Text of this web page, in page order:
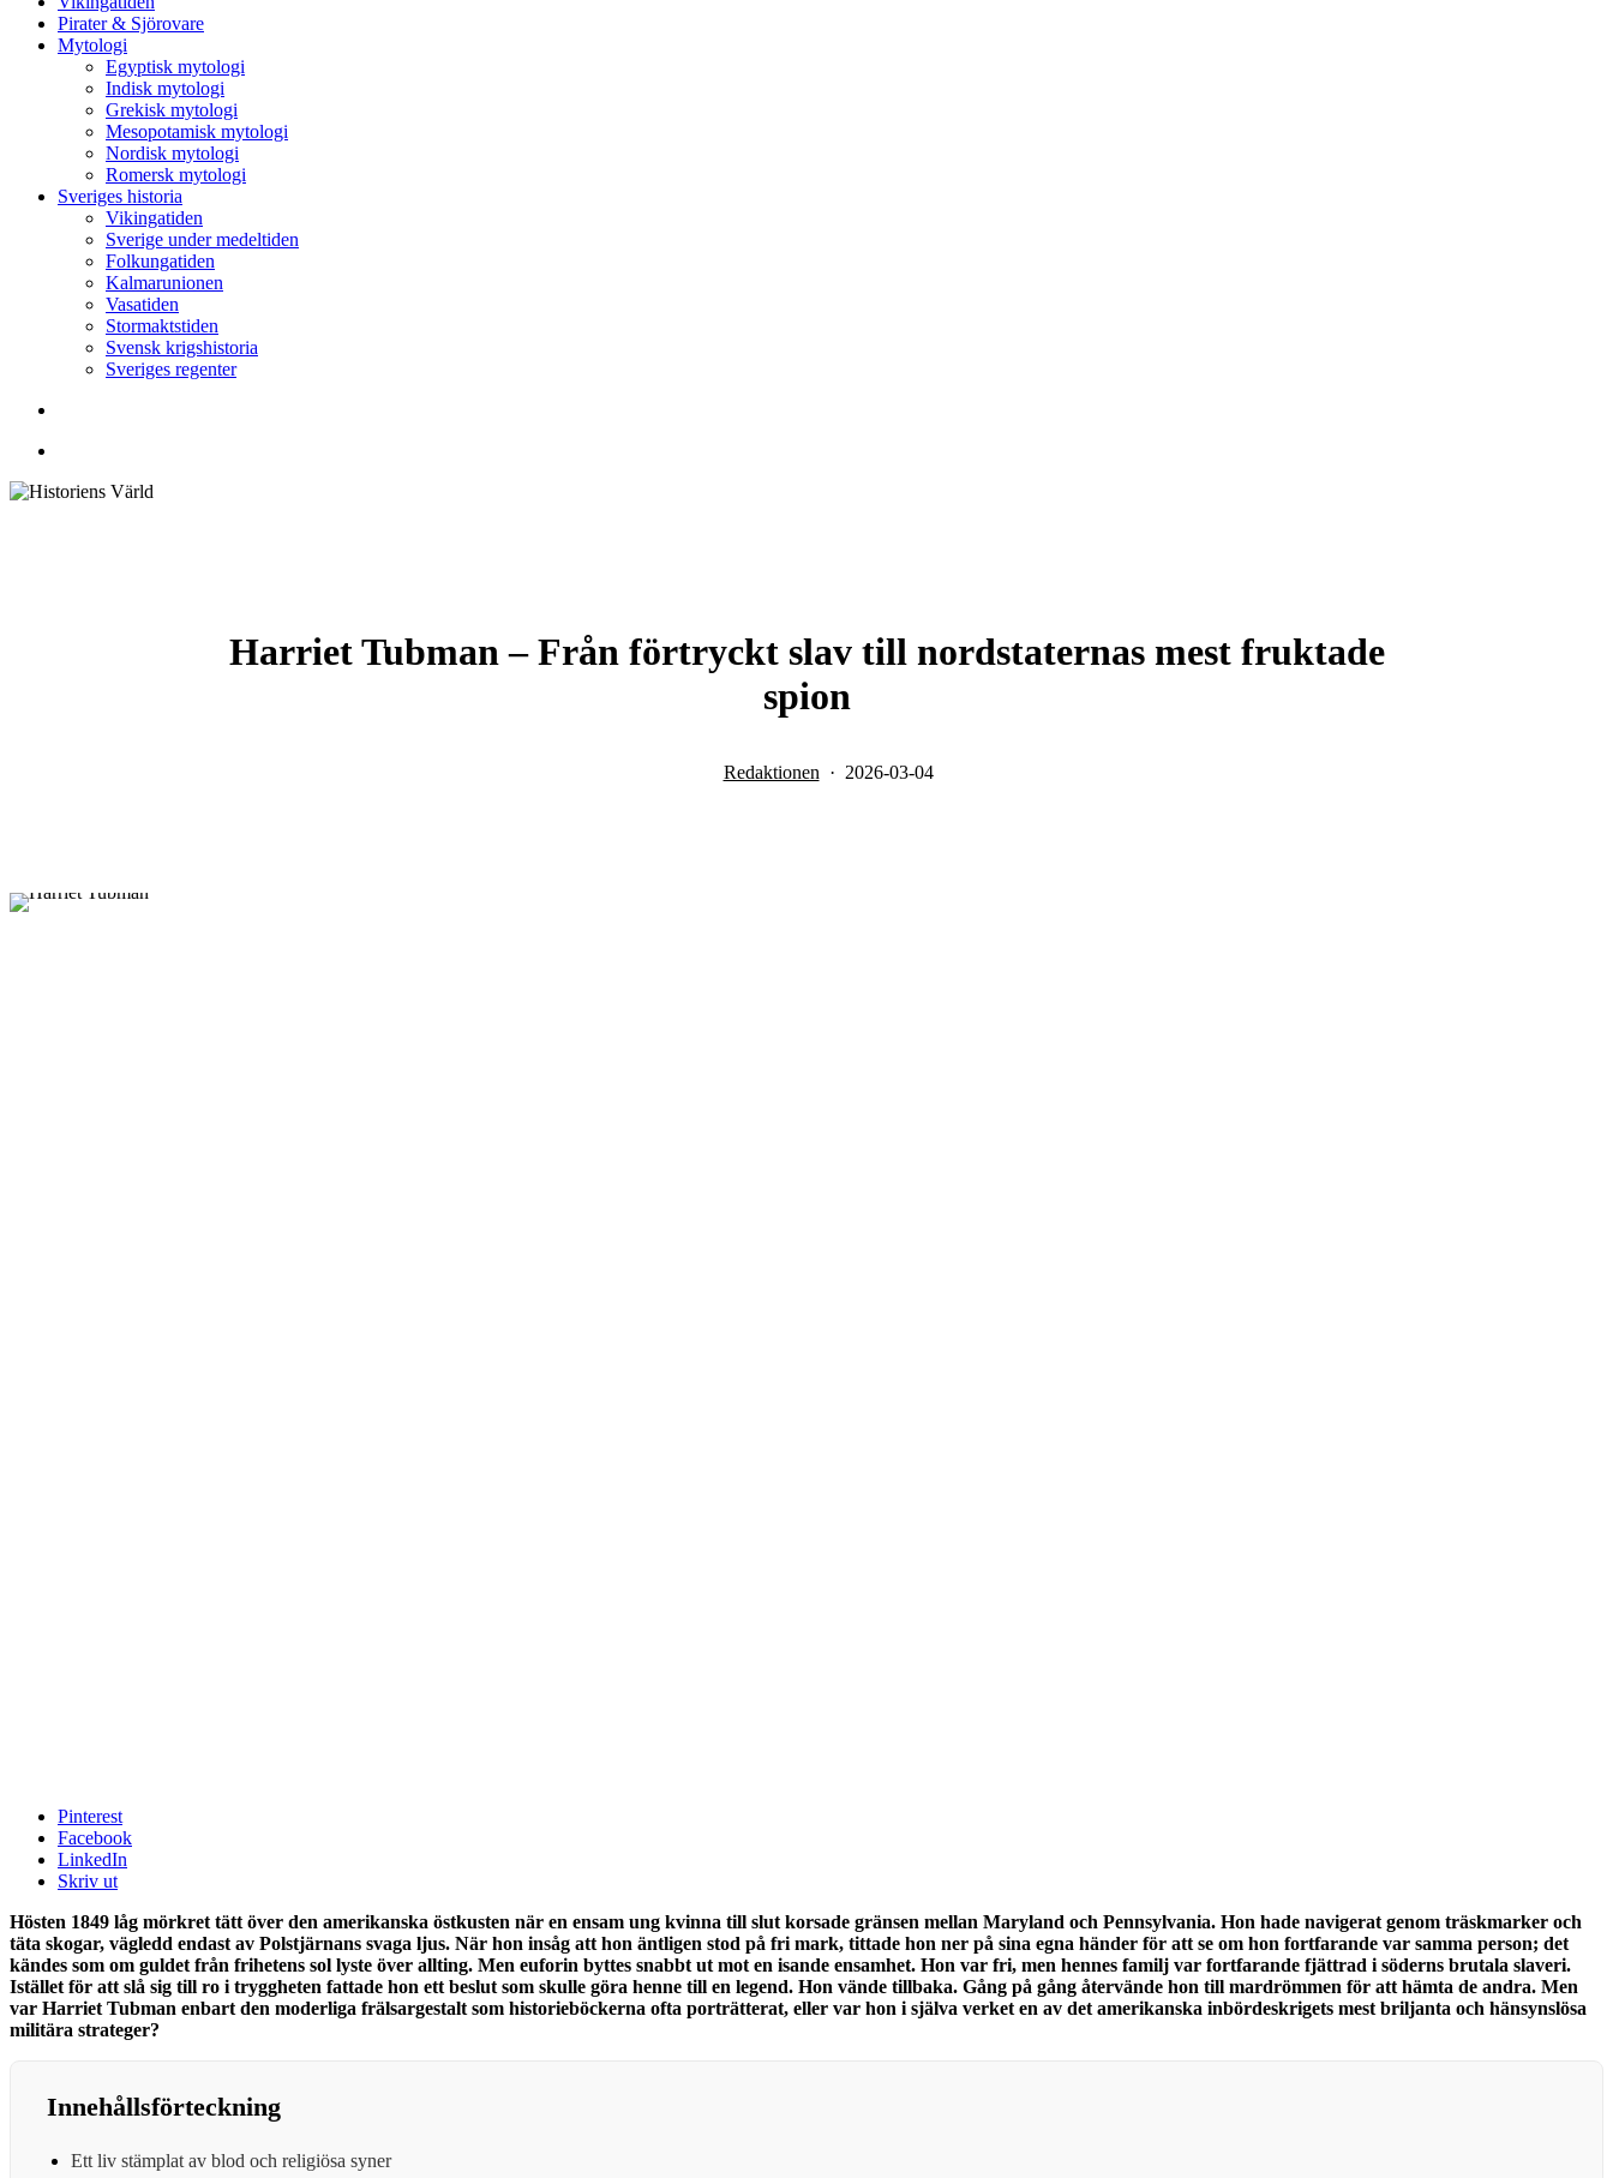
Pirater & Sjörovare
Mytologi
Egyptisk mytologi
Indisk mytologi
Grekisk mytologi
Mesopotamisk mytologi
Nordisk mytologi
Romersk mytologi
Sveriges historia
Vikingatiden
Sverige under medeltiden
Folkungatiden
Kalmarunionen
Vasatiden
Stormaktstiden
Svensk krigshistoria
Sveriges regenter
Harriet Tubman – Från förtryckt slav till nordstaternas mest fruktade
spion
Redaktionen 2026-03-04
Pinterest
Facebook
LinkedIn
Skriv ut
Hösten 1849 låg mörkret tätt över den amerikanska östkusten när en ensam ung kvinna till slut korsade gränsen mellan Maryland och Pennsylvania. Hon hade navigerat genom träskmarker och
täta skogar, vägledd endast av Polstjärnans svaga ljus. När hon insåg att hon äntligen stod på fri mark, tittade hon ner på sina egna händer för att se om hon fortfarande var samma person; det
kändes som om guldet från frihetens sol lyste över allting. Men euforin byttes snabbt ut mot en isande ensamhet. Hon var fri, men hennes familj var fortfarande fjättrad i söderns brutala slaveri.
Istället för att slå sig till ro i tryggheten fattade hon ett beslut som skulle göra henne till en legend. Hon vände tillbaka. Gång på gång återvände hon till mardrömmen för att hämta de andra. Men
var Harriet Tubman enbart den moderliga frälsargestalt som historieböckerna ofta porträtterat, eller var hon i själva verket en av det amerikanska inbördeskrigets mest briljanta och hänsynslösa
militära strateger?
Innehållsförteckning
Ett liv stämplat av blod och religiösa syner